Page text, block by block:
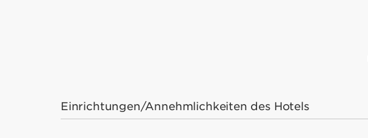
Einrichtungen/Annehmlichkeiten des Hotels